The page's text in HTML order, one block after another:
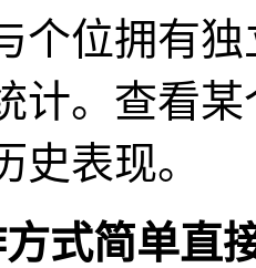
个位拥有
计。查看
史表现。
式简单直